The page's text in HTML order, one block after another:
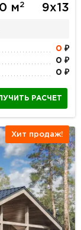
м2 9х13
0 ₽
0 ₽
0 ₽
РАСЧЕТ
Хит продаж!